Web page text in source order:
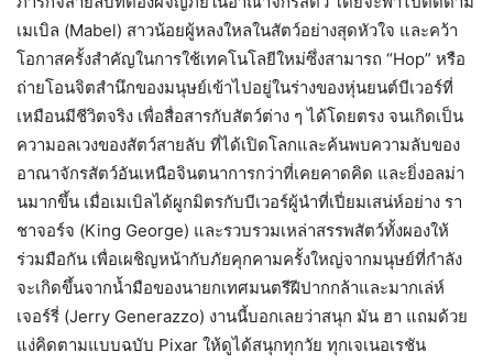
เมเบิล (Mabel) สาวน้อยผู้หลงใหลในสัตว์อย่างสุดหัวใจ และคว้า
โอกาสครั้งสำคัญในการใช้เทคโนโลยีใหม่ซึ่งสามารถ “Hop” หรือ
ถ่ายโอนจิตสำนึกของมนุษย์เข้าไปอยู่ในร่างของหุ่นยนต์บีเวอร์ที่
เหมือนมีชีวิตจริง เพื่อสื่อสารกับสัตว์ต่าง ๆ ได้โดยตรง จนเกิดเป็น
ความอลเวงของสัตว์สายลับ ที่ได้เปิดโลกและค้นพบความลับของ
อาณาจักรสัตว์อันเหนือจินตนาการกว่าที่เคยคาดคิด และยิ่งอลม่า
นมากขึ้น เมื่อเมเบิลได้ผูกมิตรกับบีเวอร์ผู้นำที่เปี่ยมเสน่ห์อย่าง รา
ชาจอร์จ (King George) และรวบรวมเหล่าสรรพสัตว์ทั้งผองให้
ร่วมมือกัน เพื่อเผชิญหน้ากับภัยคุกคามครั้งใหญ่จากมนุษย์ที่กำลัง
จะเกิดขึ้นจากน้ำมือของนายกเทศมนตรีฝีปากกล้าและมากเล่ห์
เจอร์รี่ (Jerry Generazzo) งานนี้บอกเลยว่าสนุก มัน ฮา แถมด้วย
แง่คิดตามแบบฉบับ Pixar ให้ดูได้สนุกทุกวัย ทุกเจเนอเรชัน